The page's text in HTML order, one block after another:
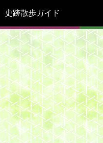
史跡散歩ガイド